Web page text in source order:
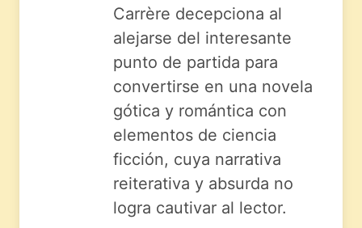
Carrère decepciona al
alejarse del interesante
punto de partida para
convertirse en una novela
gótica y romántica con
elementos de ciencia
ficción, cuya narrativa
reiterativa y absurda no
logra cautivar al lector.